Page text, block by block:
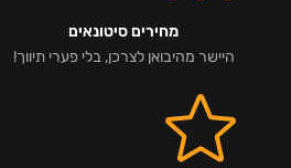
מחירים סיטונאים
היישר מהיבואן לצרכן, בלי פערי תיווך!